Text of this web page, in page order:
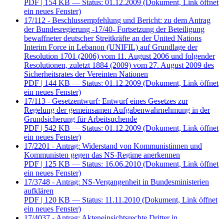
PDF | 154 KB — Status: 01.12.2009 (Dokument, Link öffnet
ein neues Fenster)
17/112 - Beschlussempfehlung und Bericht: zu dem Antrag
der Bundesregierung -17/40- Fortsetzung der Beteiligung
bewaffneter deutscher Streitkräfte an der United Nations
Interim Force in Lebanon (UNIFIL) auf Grundlage der
Resolution 1701 (2006) vom 11. August 2006 und folgender
Resolutionen, zuletzt 1884 (2009) vom 27. August 2009 des
Sicherheitsrates der Vereinten Nationen
PDF | 144 KB — Status: 01.12.2009 (Dokument, Link öffnet
ein neues Fenster)
17/113 - Gesetzentwurf: Entwurf eines Gesetzes zur
Regelung der gemeinsamen Aufgabenwahrnehmung in der
Grundsicherung für Arbeitsuchende
PDF | 542 KB — Status: 01.12.2009 (Dokument, Link öffnet
ein neues Fenster)
17/2201 - Antrag: Widerstand von Kommunistinnen und
Kommunisten gegen das NS-Regime anerkennen
PDF | 125 KB — Status: 16.06.2010 (Dokument, Link öffnet
ein neues Fenster)
17/3748 - Antrag: NS-Vergangenheit in Bundesministerien
aufklären
PDF | 120 KB — Status: 11.11.2010 (Dokument, Link öffnet
ein neues Fenster)